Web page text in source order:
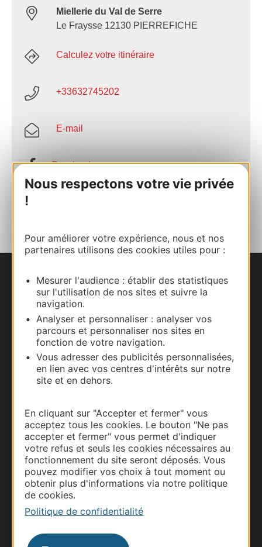
Nous respectons votre vie privée
!
Pour améliorer votre expérience, nous et nos
partenaires utilisons des cookies utiles pour :
Mesurer l'audience : établir des statistiques
sur l'utilisation de nos sites et suivre la
navigation.
Analyser et personnaliser : analyser vos
parcours et personnaliser nos sites en
fonction de votre navigation.
Vous adresser des publicités personnalisées,
en lien avec vos centres d'intérêts sur notre
site et en dehors.
En cliquant sur "Accepter et fermer" vous
acceptez tous les cookies. Le bouton "Ne pas
accepter et fermer" vous permet d'indiquer
votre refus et seuls les cookies nécessaires au
fonctionnement du site seront déposés. Vous
pouvez modifier vos choix à tout moment ou
obtenir plus d'informations via notre politique
de cookies.
Politique de confidentialité
Miellerie du Val de Serre
Le Fraysse 12130 PIERREFICHE
Calculez votre itinéraire
+33632745202
E-mail
Facebook
Nous contacter
Carte interactive
Documentation
Thermalisme
Business/Mice
Pros d'Occitanie
Site presse et d'influence